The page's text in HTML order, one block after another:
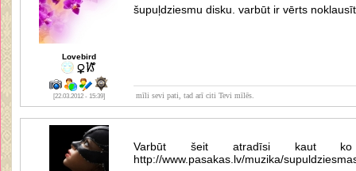
Lovebird
[22.03.2012 - 15:39]
šupuļdziesmu disku. varbūt ir vērts
mīli sevi pati, tad arī citi Tevi mīlēs.
Varbūt šeit atradīsi kaut
http://www.pasakas.lv/muzika/